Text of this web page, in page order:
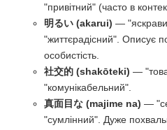
"привітний" (часто в
明るい (akarui) —
"життєрадісний". Описує
особистість.
社交的 (shakōteki) —
"комунікабельний".
真面目な (majime na) —
"сумлінний". Дуже